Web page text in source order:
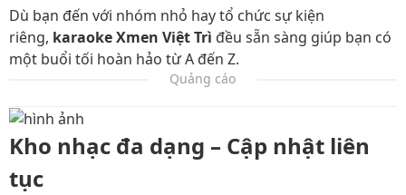
Dù bạn đến với nhóm nhỏ hay tổ chức sự kiện
riêng, karaoke Xmen Việt Trì đều sẵn sàng giúp bạn có
một buổi tối hoàn hảo từ A đến Z.
Quảng cáo
Kho nhạc đa dạng – Cập nhật liên
tục